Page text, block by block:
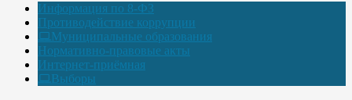
Информация по 8-ФЗ
Противодействие коррупции
Муниципальные образования
Нормативно-правовые акты
Интернет-приёмная
Выборы